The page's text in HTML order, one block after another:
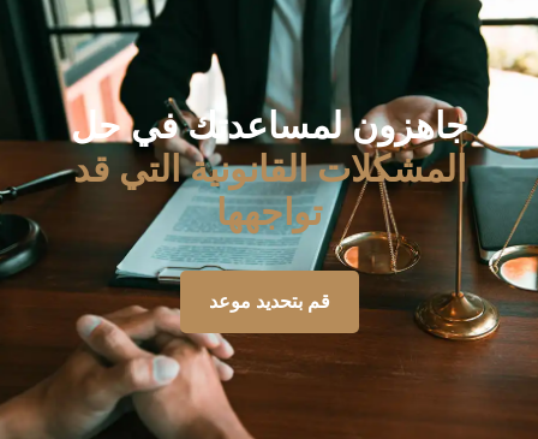
جاهزون لمساعدتك في حل
المشكلات القانونية التي قد
تواجهها
قم بتحديد موعد